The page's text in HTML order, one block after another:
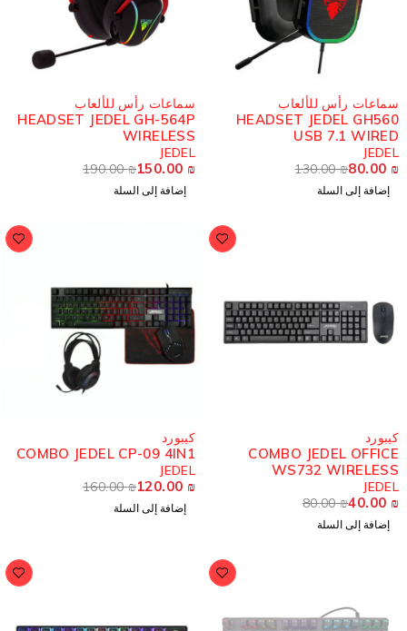
سماعات رأس للألعاب
HEADSET JEDEL GH560
USB 7.1 WIRED
JEDEL
130.00₪80.00
إضافة إلى السلة
سماعات رأس للألعاب
HEADSET JEDEL GH-564P
WIRELESS
JEDEL
190.00₪150.00
إضافة إلى السلة
كيبورد
COMBO JEDEL OFFICE
WS732 WIRELESS
JEDEL
80.00₪40.00
إضافة إلى السلة
كيبورد
COMBO JEDEL CP-09 4IN1
JEDEL
160.00₪120.00
إضافة إلى السلة